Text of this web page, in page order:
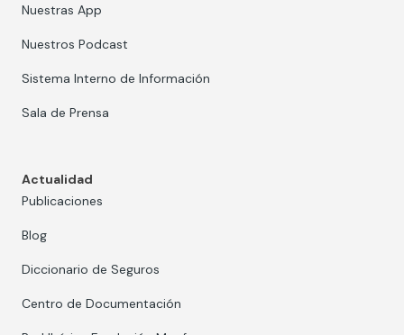
Nuestras App
Nuestros Podcast
Sistema Interno de Información
Sala de Prensa
Actualidad
Publicaciones
Blog
Diccionario de Seguros
Centro de Documentación